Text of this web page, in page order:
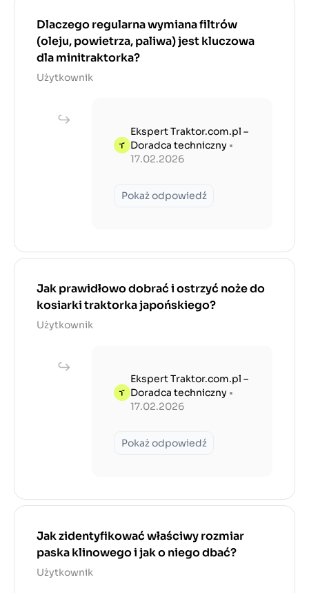
Dlaczego regularna wymiana filtrów
(oleju, powietrza, paliwa) jest kluczowa
dla minitraktorka?
Użytkownik
Ekspert Traktor.com.pl –
Doradca techniczny •
17.02.2026
Pokaż odpowiedź
Jak prawidłowo dobrać i ostrzyć noże do
kosiarki traktorka japońskiego?
Użytkownik
Ekspert Traktor.com.pl –
Doradca techniczny •
17.02.2026
Pokaż odpowiedź
Jak zidentyfikować właściwy rozmiar
paska klinowego i jak o niego dbać?
Użytkownik